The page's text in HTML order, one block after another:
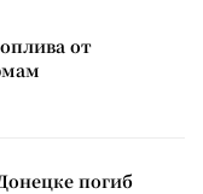
от
погиб